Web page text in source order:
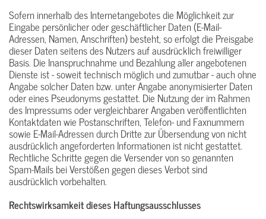
Sofern innerhalb des Internetangebotes die Möglichkeit zur
Eingabe persönlicher oder geschäftlicher Daten (E-Mail-
Adressen, Namen, Anschriften) besteht, so erfolgt die Preisgabe
dieser Daten seitens des Nutzers auf ausdrücklich freiwilliger
Basis. Die Inanspruchnahme und Bezahlung aller angebotenen
Dienste ist - soweit technisch möglich und zumutbar - auch ohne
Angabe solcher Daten bzw. unter Angabe anonymisierter Daten
oder eines Pseudonyms gestattet. Die Nutzung der im Rahmen
des Impressums oder vergleichbarer Angaben veröffentlichten
Kontaktdaten wie Postanschriften, Telefon- und Faxnummern
sowie E-Mail-Adressen durch Dritte zur Übersendung von nicht
ausdrücklich angeforderten Informationen ist nicht gestattet.
Rechtliche Schritte gegen die Versender von so genannten
Spam-Mails bei Verstößen gegen dieses Verbot sind
ausdrücklich vorbehalten.
Rechtswirksamkeit dieses Haftungsausschlusses